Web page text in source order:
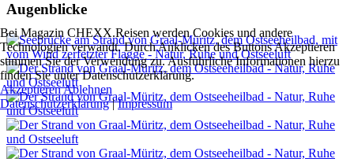
Augenblicke
Bei Magazin CHEXX.Reisen werden Cookies und andere
Technologien verwandt. Durch Anklicken des Buttons Akzeptieren
stimmen Sie der Verwendung zu. Ausführliche Informationen hierzu
finden Sie unter Datenschutzerklärung.
AkzeptierenAblehnen
Datenschutzerklärung|Impressum